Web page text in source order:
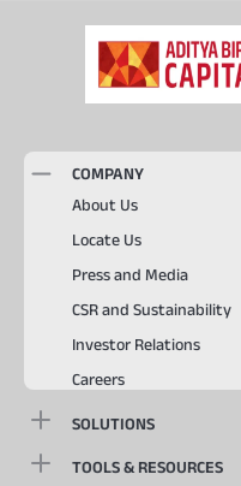
COMPANY
About Us
Locate Us
Press and Media
CSR and Sustainability
Investor Relations
Careers
SOLUTIONS
TOOLS & RESOURCES